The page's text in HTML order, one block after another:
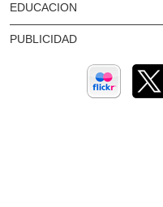
EDUCACION
PUBLICIDAD